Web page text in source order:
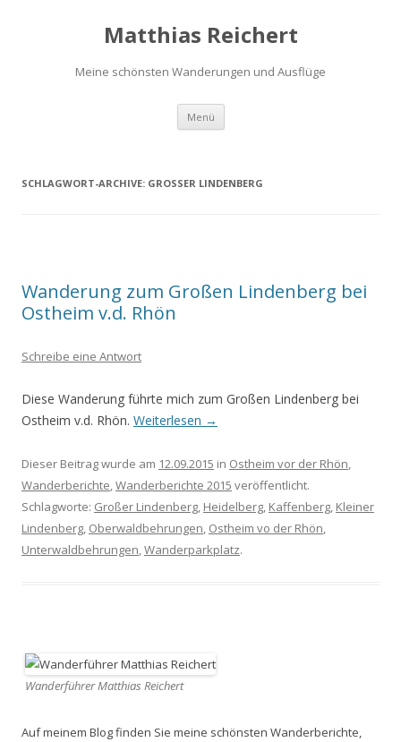
Matthias Reichert
Meine schönsten Wanderungen und Ausflüge
Menü Zum
springen
SCHLAGWORT-ARCHIVE: GROSSER LINDENBERG
Wanderung zum Großen Lindenberg bei
Ostheim v.d. Rhön
Schreibe eine Antwort
Diese Wanderung führte mich zum Großen Lindenberg bei
Ostheim v.d. Rhön. Weiterlesen →
Dieser Beitrag wurde am 12.09.2015 in Ostheim vor der Rhön,
Wanderberichte,Wanderberichte 2015 veröffentlicht.
Schlagworte: Großer Lindenberg, Heidelberg, Kaffenberg, Kleiner
Lindenberg, Oberwaldbehrungen, Ostheim vo der Rhön,
Unterwaldbehrungen,Wanderparkplatz.
Wanderführer Matthias Reichert
Auf meinem Blog finden Sie meine schönsten Wanderberichte,